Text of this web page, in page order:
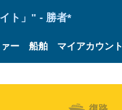
ト」" - 勝者*
ー 船舶 マイアカウント